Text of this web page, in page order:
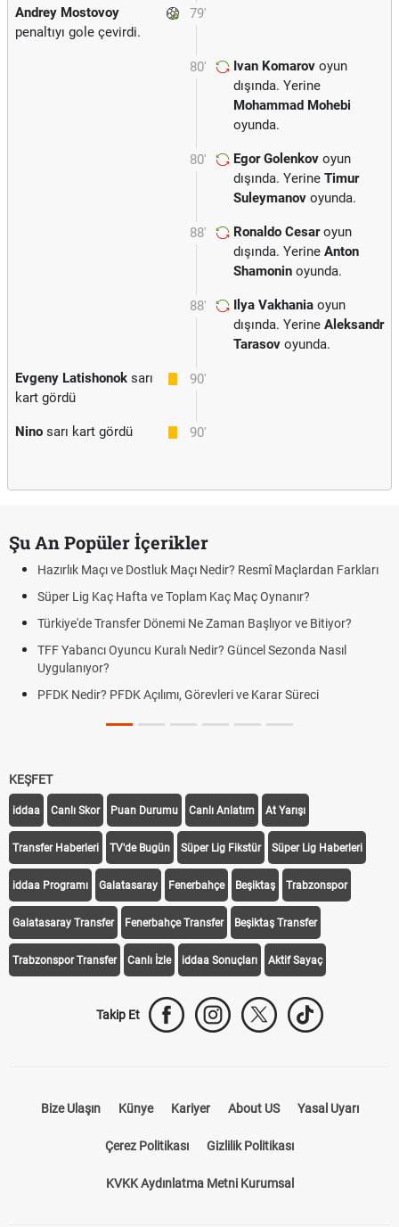
79'
Andrey Mostovoy
penaltıyı gole çevirdi.
80' Ivan Komarov oyun
dışında. Yerine
Mohammad Mohebi
oyunda.
80' Egor Golenkov oyun
dışında. Yerine Timur
Suleymanov oyunda.
88' Ronaldo Cesaroyun
dışında. Yerine Anton
Shamonin oyunda.
88' Ilya Vakhania oyun
dışında. Yerine Aleksandr
Tarasov oyunda.
90'
Evgeny Latishonok sarı
kart gördü
90'
Nino sarı kart gördü
Şu An Popüler İçerikler
Hazırlık Maçı ve Dostluk Maçı Nedir? Resmî Maçlardan Farkları
Süper Lig Kaç Hafta ve Toplam Kaç Maç Oynanır?
Türkiye'de Transfer Dönemi Ne Zaman Başlıyor ve Bitiyor?
TFF Yabancı Oyuncu Kuralı Nedir? Güncel Sezonda Nasıl
Uygulanıyor?
PFDK Nedir? PFDK Açılımı, Görevleri ve Karar Süreci
KEŞFET
iddaa Canlı Skor Puan Durumu Canlı Anlatım At Yarışı
Transfer Haberleri TV'de Bugün Süper Lig Fikstür Süper Lig Haberleri
iddaa Programı Galatasaray Fenerbahçe Beşiktaş Trabzonspor
Galatasaray Transfer Fenerbahçe Transfer Beşiktaş Transfer
Trabzonspor Transfer Canlı İzle iddaa Sonuçları Aktif Sayaç
Takip Et
Bize Ulaşın Künye Kariyer About US Yasal Uyarı
Çerez Politikası Gizlilik Politikası
KVKK Aydınlatma Metni Kurumsal